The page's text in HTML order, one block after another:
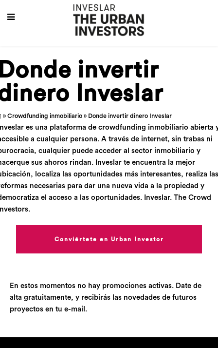
invertir
Inveslar
» Crowdfunding inmobiliario » Donde invertir dinero Inveslar
es una plataforma de crowdfunding inmobiliario abierta
a cualquier persona. A través de internet, sin trabas ni
cualquier puede acceder al sector inmobiliario y
sus ahoros rindan. Inveslar te encuentra la mejor
localiza las oportunidades más interesantes, realiza las
necesarias para dar una nueva vida a la propiedad y
el acceso a las oportunidades. Inveslar. The Crowd
Conviértete en Urban Investor
En estos momentos no hay promociones activas. Date de
alta gratuitamente, y recibirás las novedades de futuros
proyectos en tu e-mail.